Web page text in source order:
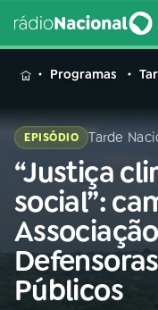
MENU
Buscar
na
Rádio
Nacional
Programas
EPISÓDIO Tarde
“Justiça
social”:
Públicos